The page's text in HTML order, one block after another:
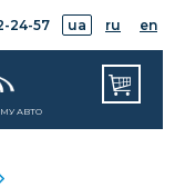
24-57 ua ru en
АВТО